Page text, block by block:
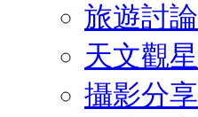
旅遊討論
天文觀星
攝影分享